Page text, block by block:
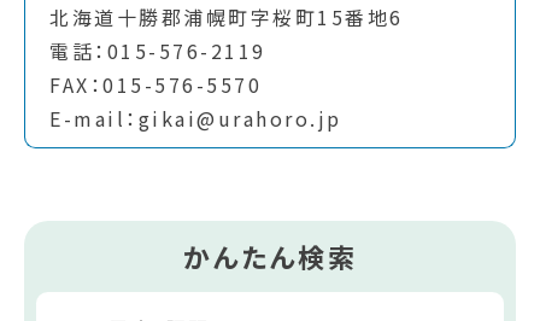
北海道十勝郡浦幌町字桜町15番地6
電話：015-576-2119
FAX：015-576-5570
E-mail：gikai@urahoro.jp
かんたん検索